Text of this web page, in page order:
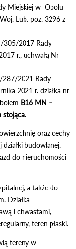
Miejskiej w Opolu
Lub. poz. 3296 z
305/2017 Rady
r., uchwałą Nr
287/2021 Rady
2021 r. działka nr
B16 MN –
stojąca.
oraz cechy
działki budowlanej.
do nieruchomości
a także do
Działka
i chwastami,
teren płaski.
tereny w